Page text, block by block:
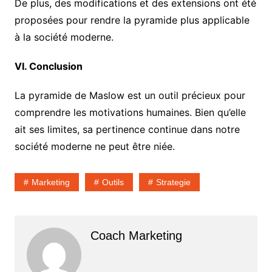
De plus, des modifications et des extensions ont été
proposées pour rendre la pyramide plus applicable
à la société moderne.
VI. Conclusion
La pyramide de Maslow est un outil précieux pour
comprendre les motivations humaines. Bien qu’elle
ait ses limites, sa pertinence continue dans notre
société moderne ne peut être niée.
Marketing Outils Strategie
Coach Marketing